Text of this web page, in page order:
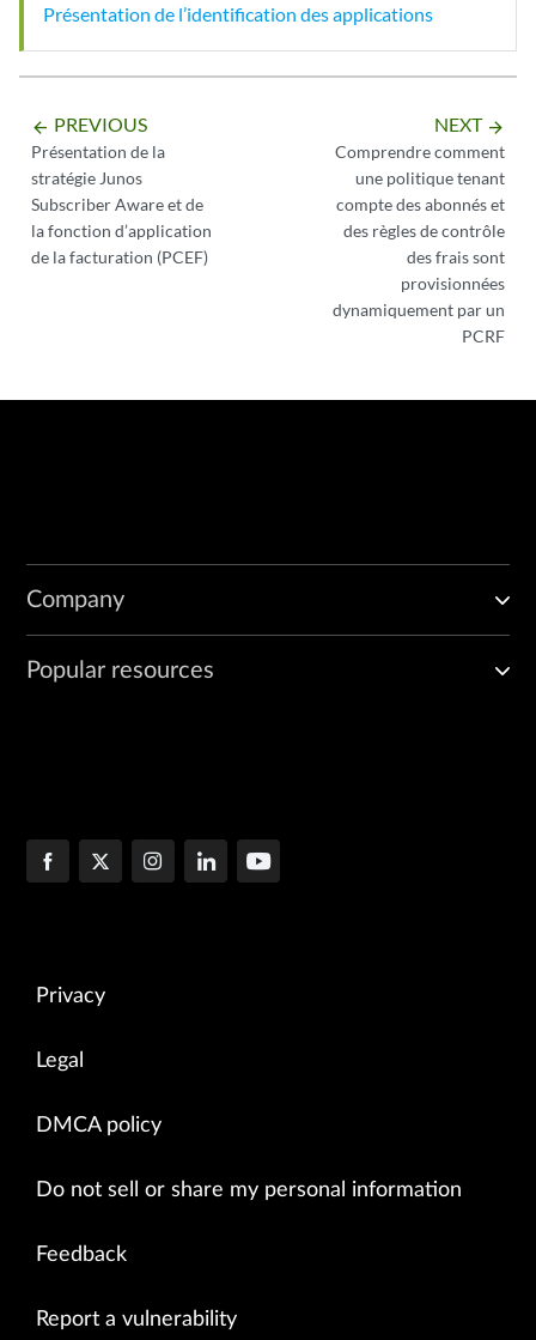
Présentation de l’identification des applications
arrow_backward PREVIOUS
Présentation de la
stratégie Junos
Subscriber Aware et de
la fonction d’application
de la facturation (PCEF)
NEXT arrow_forward
Comprendre comment
une politique tenant
compte des abonnés et
des règles de contrôle
des frais sont
provisionnées
dynamiquement par un
PCRF
Company
Popular resources
Privacy
Legal
DMCA policy
Do not sell or share my personal information
Feedback
Report a vulnerability